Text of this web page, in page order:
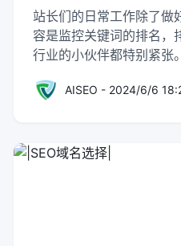
站长们的日常工作除了做
容是监控关键词的排名，
行业的小伙伴都特别紧张
策略：1，关键词研究与
转化率。2，内容优化：
AISEO - 2024/6/6